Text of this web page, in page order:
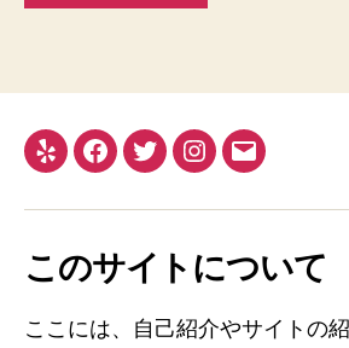
このサイトについて
ここには、自己紹介やサイトの